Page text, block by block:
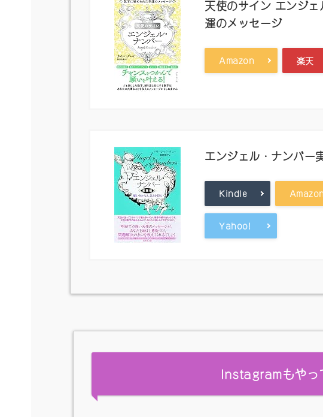
天使のサイン エンジ
運のメッセージ
Amazon 楽
エンジェル・ナンバー
Kindle
Yahoo!
Instagramもやっ